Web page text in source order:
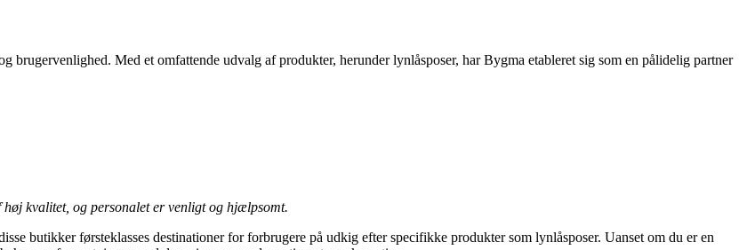
brugervenlighed. Med et omfattende udvalg af produkter, herunder lynlåsposer, har Bygma etableret sig som en pålidelig partner
kvalitet, og personalet er venligt og hjælpsomt.
butikker førsteklasses destinationer for forbrugere på udkig efter specifikke produkter som lynlåsposer. Uanset om du er en